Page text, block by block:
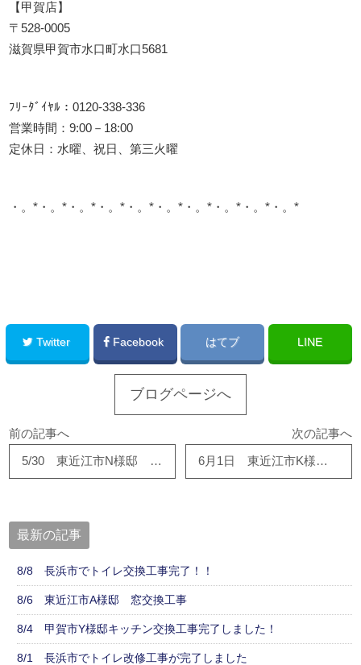
【甲賀店】
〒528-0005
滋賀県甲賀市水口町水口5681
ﾌﾘｰﾀﾞｲﾔﾙ：0120-338-336
営業時間：9:00－18:00
定休日：水曜、祝日、第三火曜
・。*・。*・。*・。*・。*・。*・。*・。*・。*・。*
Twitter Facebook はてブ LINE
ブログページへ
前の記事へ
5/30 東近江市N様邸 浴室・トイレ改修始まりました！
次の記事へ
6月1日 東近江市K様邸でトイレ工事が完了しました！！
最新の記事
8/8 長浜市でトイレ交換工事完了！！
8/6 東近江市A様邸 窓交換工事
8/4 甲賀市Y様邸キッチン交換工事完了しました！
8/1 長浜市でトイレ改修工事が完了しました